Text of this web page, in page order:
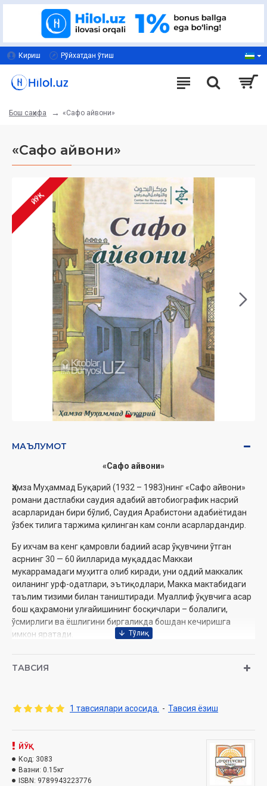
Кириш Рўйхатдан ўтиш
Бош саҳифа «Сафо айвони»
«Сафо айвони»
ЙЎҚ
МАЪЛУМОТ
«Сафо айвони»
Ҳамза Муҳаммад Буқарий (1932 – 1983)нинг «Сафо айвони»
романи дастлабки саудия адабий автобиографик насрий
асарларидан бири бўлиб, Саудия Арабистони адабиётидан
ўзбек тилига таржима қилинган кам сонли асарлардандир.
Бу ихчам ва кенг қамровли бадиий асар ўқувчини ўтган
асрнинг 30 — 60 йилларида муқаддас Маккаи
мукаррамадаги муҳитга олиб киради, уни оддий маккалик
оиланинг урф-одатлари, эътиқодлари, Макка мактабидаги
таълим тизими билан таништиради. Муаллиф ўқувчига асар
бош қаҳрамони улғайишининг босқичлари – болалиги,
ўсмирлиги ва ёшлигини биргаликда бошдан кечиришга
имкон яратади.
Сафа») романи 1983 йил Ар-Риёддаги «ар-Рифаи»
Арабчадан таржимон:
Нашриёт:
Сана:
2019 йил
Ҳажми: 168 бет
ТАВСИЯ
1 тавсиялари асосида. - Тавсия ёзиш
ЙЎҚ
Код: 3083
Вазни: 0.15кг
ISBN: 9789943223776